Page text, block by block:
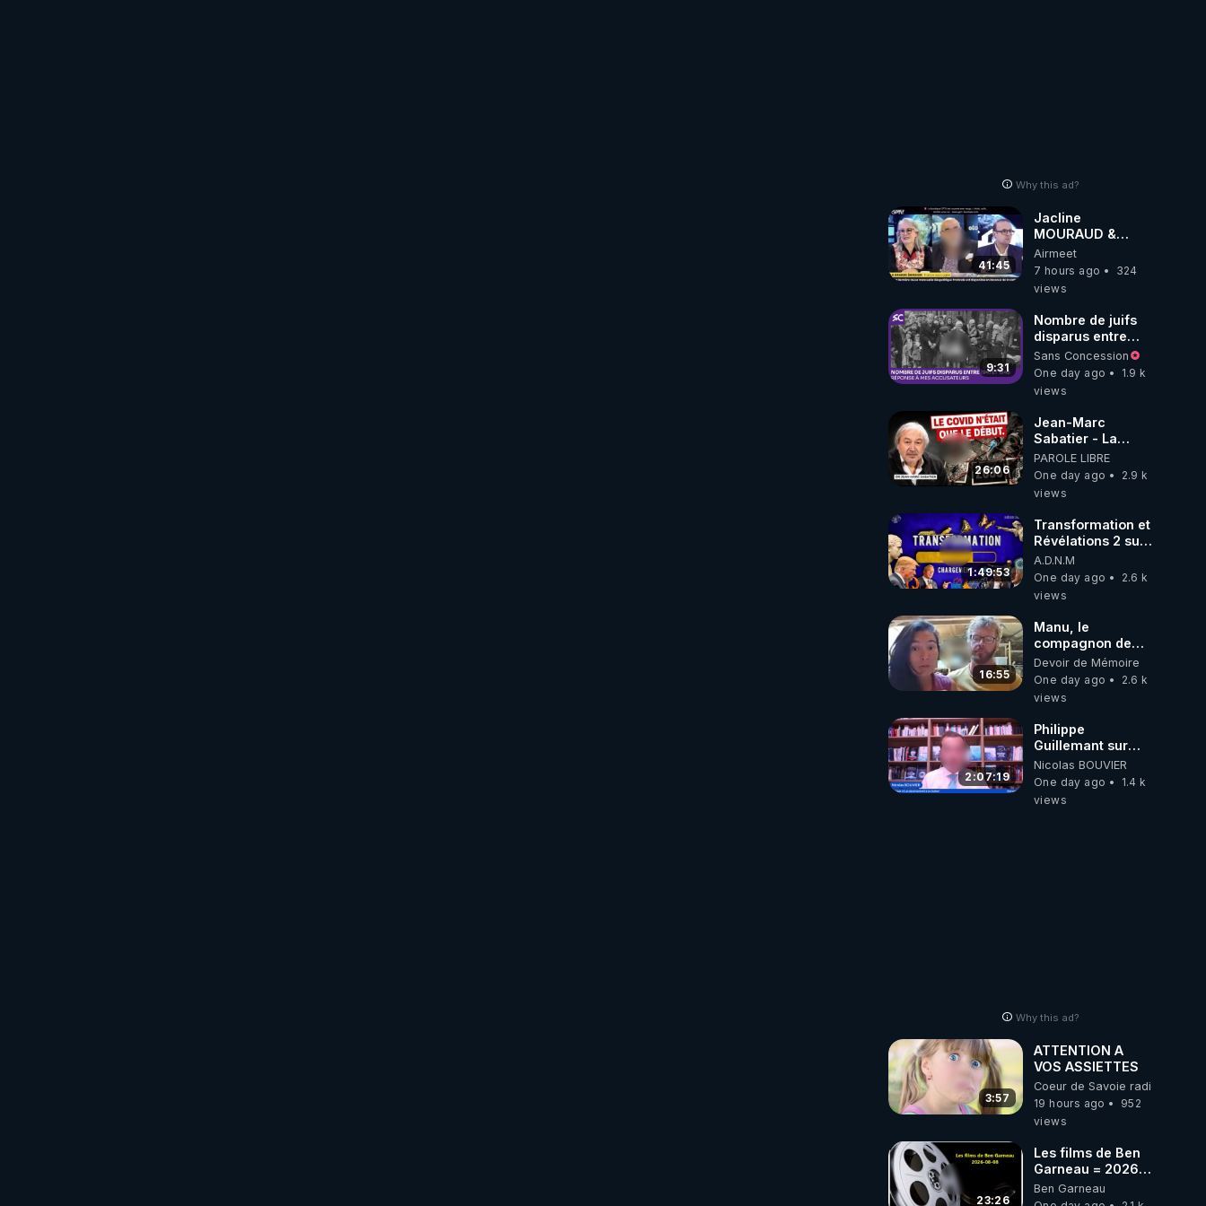
Why this ad?
41:45
Jacline
MOURAUD &
Pierre
JOVANOVIC ★
Factures
Passé Le Pognon
?
Airmeet
7 hours ago
324
views
9:31
Nombre de juifs
disparus entre
1941 et 1945
(Réponse à mes
accusateurs)
Sans Concession
One day ago
1.9 k
views
26:06
Jean-Marc
Sabatier - La
Covid-19 n'a été
que le début -
L'ARNm &
où auront-t-il ?
PAROLE LIBRE
One day ago
2.9 k
views
1:49:53
Transformation et
Révélations 2 sur
2 - live du
07/08/26
A.D.N.M
One day ago
2.6 k
views
16:55
Manu, le
compagnon de
Kyria, raconte sa
garde à vue
musclée.
Devoir de Mémoire
One day ago
2.6 k
views
2:07:19
Philippe
Guillemant sur
l’IA, la conscience
et les OVNI
Nicolas BOUVIER
One day ago
1.4 k
views
Why this ad?
3:57
ATTENTION A
VOS ASSIETTES
Coeur de Savoie radioweb TV
19 hours ago
952
views
23:26
Les films de Ben
Garneau = 2026-
08-08
Ben Garneau